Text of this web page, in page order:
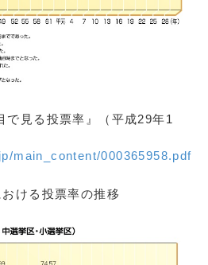
で見る投票率』（平成29年1
main_content/000365958.pdf
ける投票率の推移